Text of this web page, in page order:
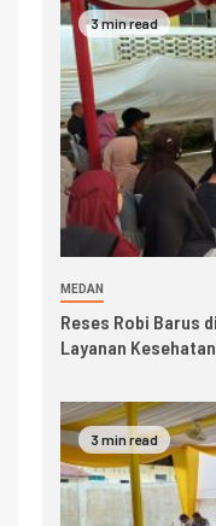
3 min read
MEDAN
Reses Robi Barus
Layanan
3 min read